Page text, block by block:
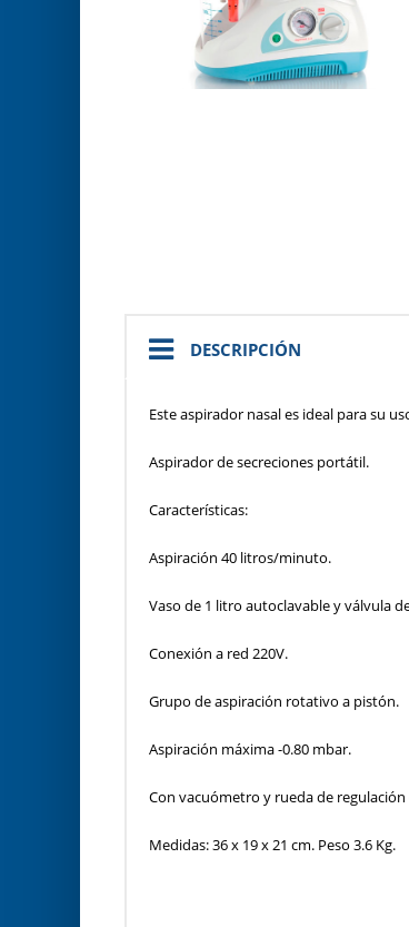
DESCRIPCIÓN
Este aspirador nasal es ideal para su
Aspirador de secreciones portátil.
Características:
Aspiración 40 litros/minuto.
Vaso de 1 litro autoclavable y válvula
Conexión a red 220V.
Grupo de aspiración rotativo a pistón.
Aspiración máxima -0.80 mbar.
Con vacuómetro y rueda de
Medidas: 36 x 19 x 21 cm. Peso 3.6 Kg.